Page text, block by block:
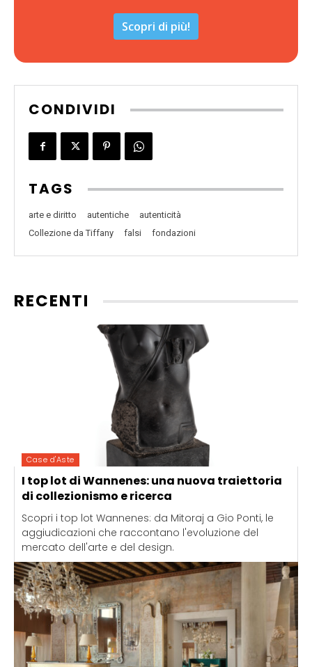
Scopri di più!
CONDIVIDI
TAGS
arte e diritto autentiche
autenticità
Collezione da Tiffany
falsi fondazioni
RECENTI
Case d'Aste
I top lot di Wannenes: una nuova traiettoria
di collezionismo e ricerca
Scopri i top lot Wannenes: da Mitoraj a Gio Ponti, le
aggiudicazioni che raccontano l'evoluzione del
mercato dell'arte e del design.